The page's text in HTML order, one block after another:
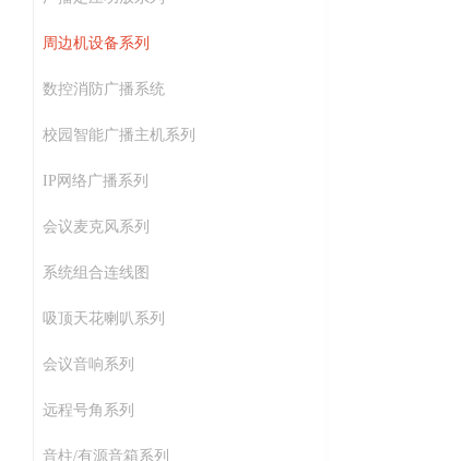
周边机设备系列
数控消防广播系统
校园智能广播主机系列
IP网络广播系列
会议麦克风系列
系统组合连线图
吸顶天花喇叭系列
会议音响系列
远程号角系列
音柱/有源音箱系列